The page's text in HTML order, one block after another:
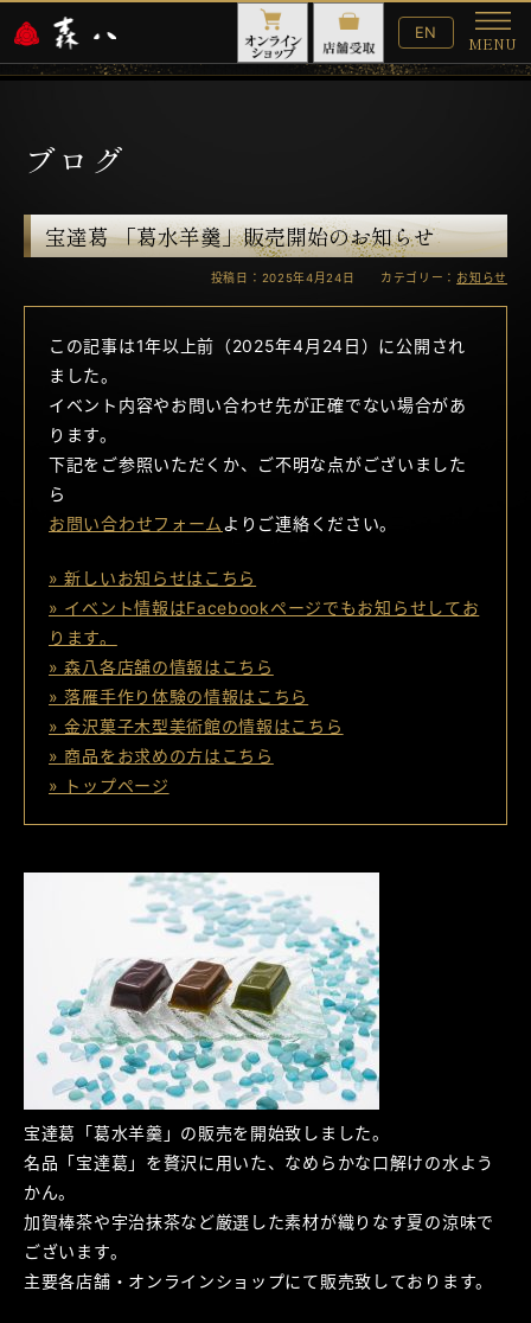
English
Website
EN
MENU
メ
ニ
ブログ
宝達葛 「葛水羊羹」販売開始のお知らせ
投稿日：2025年4月24日 カテゴリー： お知らせ
この記事は1年以上前（2025年4月24日）に公開され
ました。
イベント内容やお問い合わせ先が正確でない場合があ
ります。
下記をご参照いただくか、ご不明な点がございました
ら
お問い合わせフォーム よりご連絡ください。
» 新しいお知らせはこちら
» イベント情報はFacebookページでもお知らせしてお
ります。
» 森八各店舗の情報はこちら
» 落雁手作り体験の情報はこちら
» 金沢菓子木型美術館の情報はこちら
» 商品をお求めの方はこちら
» トップページ
宝達葛「葛水羊羹」の販売を開始致しました。
名品「宝達葛」を贅沢に用いた、なめらかな口解けの水よう
かん。
加賀棒茶や宇治抹茶など厳選した素材が織りなす夏の涼味で
ございます。
主要各店舗・オンラインショップにて販売致しております。